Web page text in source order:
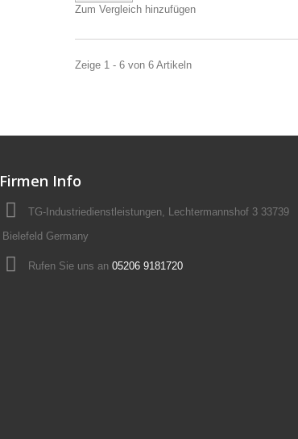
Zum Vergleich hinzufügen
Zeige 1 - 6 von 6 Artikeln
Firmen Info
TG-Industriedienstleistungen, Lechtermannshof 3 33739
Bielefeld Germany
Rufen Sie uns an 05206 9181720